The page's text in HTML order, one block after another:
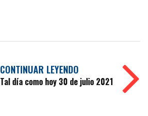
CONTINUAR LEYENDO
Tal día como hoy 30 de julio 2021